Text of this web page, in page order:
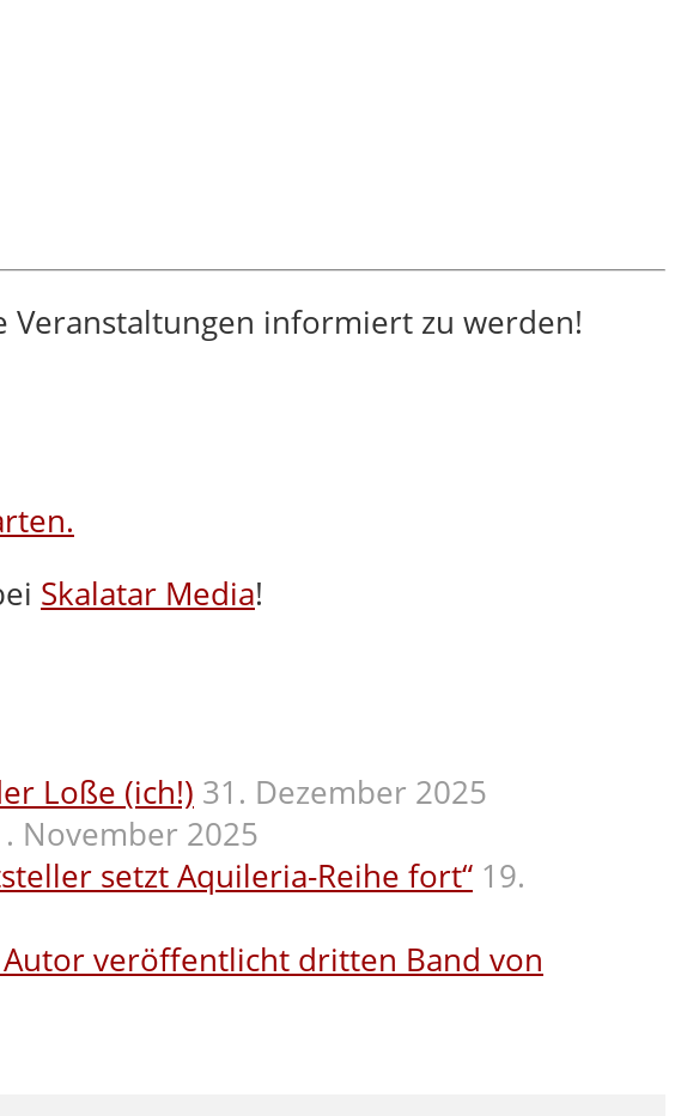
Veranstaltungen informiert zu werden!
Skalatar Media!
Loße (ich!) 31. Dezember 2025
November 2025
setzt Aquileria-Reihe fort“ 19.
Autor veröffentlicht dritten Band von